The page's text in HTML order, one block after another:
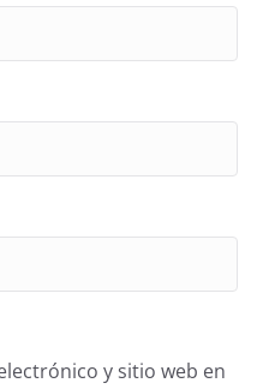
y sitio web en